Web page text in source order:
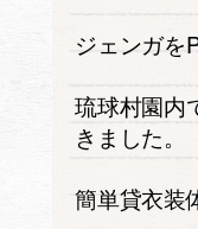
ジェンガを
琉球村園内
きました。
簡単貸衣装